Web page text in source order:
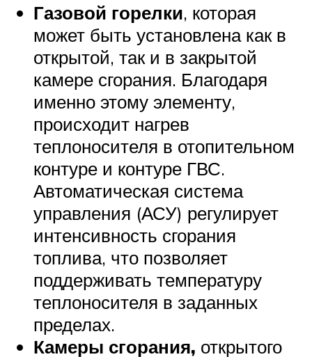
Газовой горелки, которая
может быть установлена как в
открытой, так и в закрытой
камере сгорания. Благодаря
именно этому элементу,
происходит нагрев
теплоносителя в отопительном
контуре и контуре ГВС.
Автоматическая система
управления (АСУ) регулирует
интенсивность сгорания
топлива, что позволяет
поддерживать температуру
теплоносителя в заданных
пределах.
Камеры сгорания, открытого